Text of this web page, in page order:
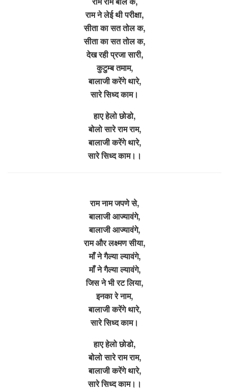
राम ने लेई थी परीक्षा,
सीता का सत तोल क,
सीता का सत तोल क,
देख रही प्रजा सारी,
कुटुम्ब तमाम,
बालाजी करेंगे थारे,
सारे सिध्द काम।
हाए हेलो छोडो,
बोलो सारे राम राम,
बालाजी करेंगे थारे,
सारे सिध्द काम।।
राम नाम जपणे से,
बालाजी आज्यावंगे,
बालाजी आज्यावंगे,
राम और लक्ष्मण सीया,
माँ ने गैल्या ल्यावंगे,
माँ ने गैल्या ल्यावंगे,
जिस ने भी रट लिया,
इनका रे नाम,
बालाजी करेंगे थारे,
सारे सिध्द काम।
हाए हेलो छोडो,
बोलो सारे राम राम,
बालाजी करेंगे थारे,
सारे सिध्द काम।।